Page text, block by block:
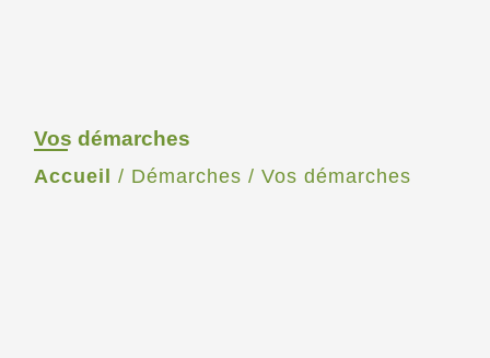
Vos démarches
Accueil / Démarches / Vos démarches